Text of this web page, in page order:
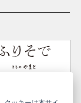
options
in Okinawa)